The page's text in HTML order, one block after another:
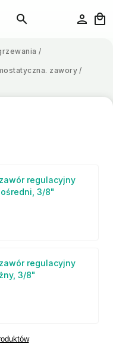
/
zawory/
regulacyjny
3/8"
regulacyjny
3/8"